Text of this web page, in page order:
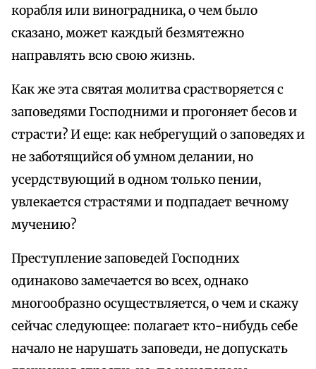
корабля или виноградника, о чем было
сказано, может каждый безмятежно
направлять всю свою жизнь.
Как же эта святая молитва срастворяется с
заповедями Господними и прогоняет бесов и
страсти? И еще: как небрегущий о заповедях и
не заботящийся об умном делании, но
усердствующий в одном только пении,
увлекается страстями и подпадает вечному
мучению?
Преступление заповедей Господних
одинаково замечается во всех, однако
многообразно осуществляется, о чем и скажу
сейчас следующее: полагает кто-нибудь себе
начало не нарушать заповеди, не допускать